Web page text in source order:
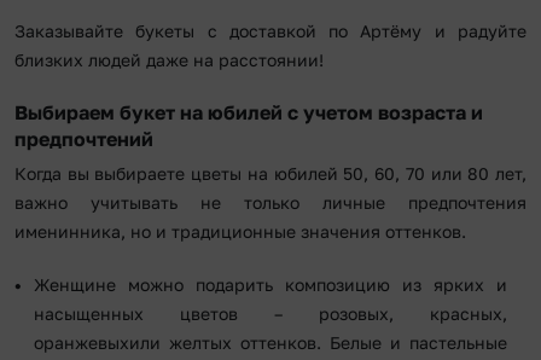
Заказывайте букеты с доставкой по Артёму и радуйте
близких людей даже на расстоянии!
Выбираем букет на юбилей с учетом возраста и
предпочтений
Когда вы выбираете цветы на юбилей 50, 60, 70 или 80 лет,
важно учитывать не только личные предпочтения
именинника, но и традиционные значения оттенков.
Женщине можно подарить композицию из ярких и
насыщенных цветов – розовых, красных,
оранжевыхили желтых оттенков. Белые и пастельные